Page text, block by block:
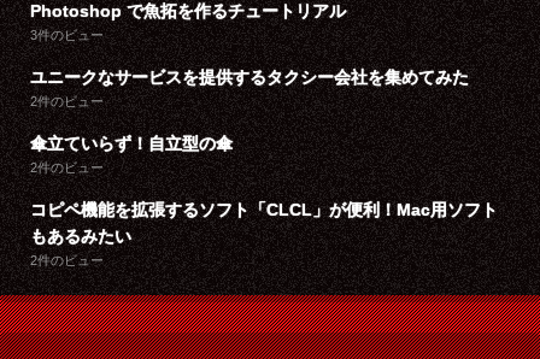
Photoshop で魚拓を作るチュートリアル
3件のビュー
ユニークなサービスを提供するタクシー会社を集めてみた
2件のビュー
傘立ていらず！自立型の傘
2件のビュー
コピペ機能を拡張するソフト「CLCL」が便利！Mac用ソフト
もあるみたい
2件のビュー